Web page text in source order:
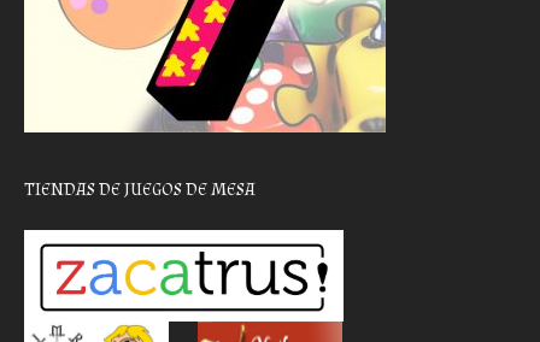
TIENDAS DE JUEGOS DE MESA